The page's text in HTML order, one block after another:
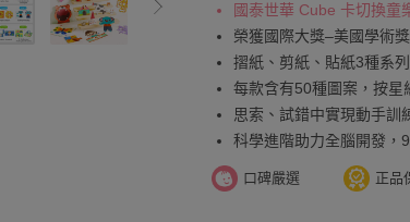
國泰世華 Cube 卡切換童
榮獲國際大獎–美國學術獎
摺紙、剪紙、貼紙3種系
每款含有50種圖案，按星
思索、試錯中實現動手訓
科學進階助力全腦開發，
口碑嚴選 正品